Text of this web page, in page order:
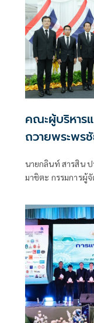
คณะผู้บริหาร
ถวายพระพร
พระชนมพรร
นายกลินท์ สารสิน ป
มาชิตะ กรรมการผู้